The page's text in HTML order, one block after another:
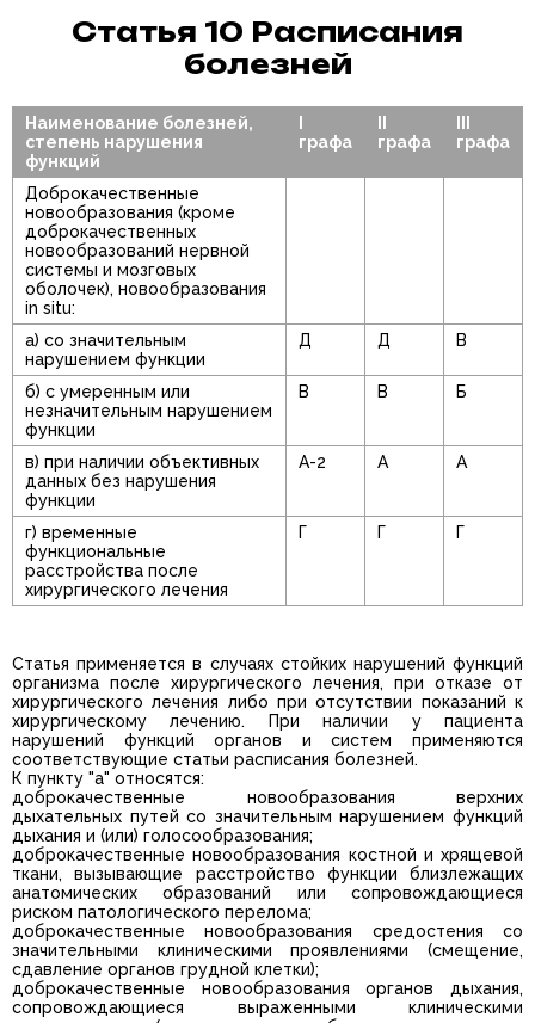
Статья 10 Расписания
болезней
Наименование болезней,
степень нарушения
функций
графа
графа
графа
Доброкачественные
новообразования (кроме
доброкачественных
новообразований нервной
системы и мозговых
оболочек), новообразования
in situ:
а) со значительным
нарушением функции
Д Д В
б) с умеренным или
незначительным нарушением
функции
В В Б
в) при наличии объективных
данных без нарушения
функции
А-2 А А
г) временные
функциональные
расстройства после
хирургического лечения
Г Г Г
Статья применяется в случаях стойких нарушений функций
организма после хирургического лечения, при отказе от
хирургического лечения либо при отсутствии показаний к
хирургическому лечению. При наличии у пациента
нарушений функций органов и систем применяются
соответствующие статьи расписания болезней.
К пункту "а" относятся:
доброкачественные новообразования верхних
дыхательных путей со значительным нарушением функций
дыхания и (или) голосообразования;
доброкачественные новообразования костной и хрящевой
ткани, вызывающие расстройство функции близлежащих
анатомических образований или сопровождающиеся
риском патологического перелома;
доброкачественные новообразования средостения со
значительными клиническими проявлениями (смещение,
сдавление органов грудной клетки);
доброкачественные новообразования органов дыхания,
сопровождающиеся выраженными клиническими